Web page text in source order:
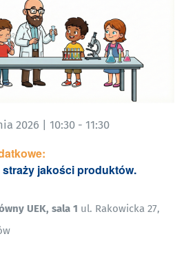
straży jakości produktów.
2026 | 10:30 - 11:30
UEK, sala 1 ul. Rakowicka 27,